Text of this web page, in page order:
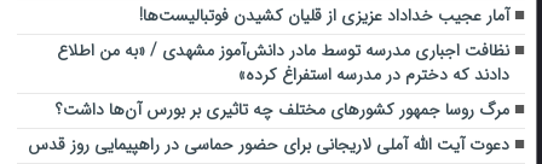
آمار عجیب خداداد عزیزی از قلیان کشیدن فوتبالیست‌ها!
نظافت اجباری مدرسه توسط مادر دانش‌آموز مشهدی / «به من اطلاع
دادند که دخترم در مدرسه استفراغ کرده»
مرگ روسا جمهور کشورهای مختلف چه تاثیری بر بورس آن‌ها داشت؟
دعوت آیت الله آملی لاریجانی برای حضور حماسی در راهپیمایی روز قدس